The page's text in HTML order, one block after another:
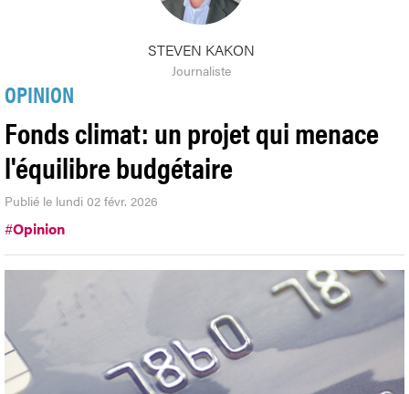
STEVEN KAKON
Journaliste
OPINION
Fonds climat: un projet qui menace
l'équilibre budgétaire
Publié le lundi 02 févr. 2026
#Opinion